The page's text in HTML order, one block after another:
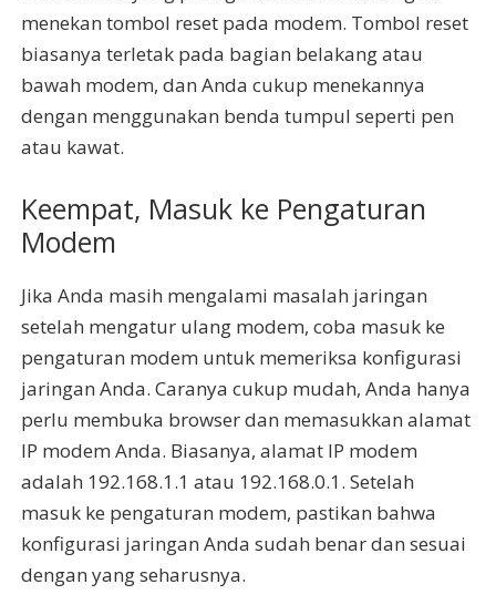
menekan tombol reset pada modem. Tombol reset
biasanya terletak pada bagian belakang atau
bawah modem, dan Anda cukup menekannya
dengan menggunakan benda tumpul seperti pen
atau kawat.
Keempat, Masuk ke Pengaturan
Modem
Jika Anda masih mengalami masalah jaringan
setelah mengatur ulang modem, coba masuk ke
pengaturan modem untuk memeriksa konfigurasi
jaringan Anda. Caranya cukup mudah, Anda hanya
perlu membuka browser dan memasukkan alamat
IP modem Anda. Biasanya, alamat IP modem
adalah 192.168.1.1 atau 192.168.0.1. Setelah
masuk ke pengaturan modem, pastikan bahwa
konfigurasi jaringan Anda sudah benar dan sesuai
dengan yang seharusnya.